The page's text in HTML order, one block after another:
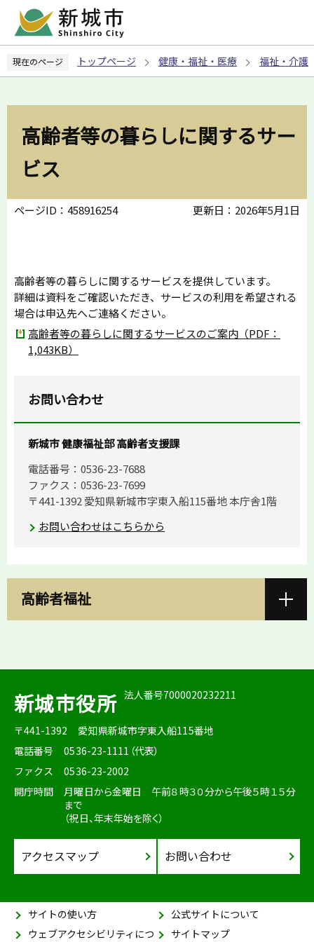
ペ
の
現在のページ トップページ 健康・福祉・医療 福祉・介護
高齢者等の暮らしに関するサー
ビス
ページID：458916254 更新日：2026年5月1日
高齢者等の暮らしに関するサービスを提供しています。
詳細は資料をご確認いただき、サービスの利用を希望される
場合は申込先へご連絡ください。
高齢者等の暮らしに関するサービスのご案内（PDF：
1,043KB）
お問い合わせ
新城市 健康福祉部 高齢者支援課
電話番号：0536-23-7688
ファクス：0536-23-7699
〒441-1392 愛知県新城市字東入船115番地 本庁舎1階
お問い合わせはこちらから
高齢者福祉
新城市役所 法人番号7000020232211
〒441-1392
愛知県新城市字東入船115番地
電話番号
0536-23-1111（代表）
ファクス
0536-23-2002
開庁時間
月曜日から金曜日 午前８時３０分から午後５時１５分
まで
（祝日、年末年始を除く）
アクセスマップ お問い合わせ
サイトの使い方
公式サイトについて
ウェブアクセシビリティにつ
サイトマップ